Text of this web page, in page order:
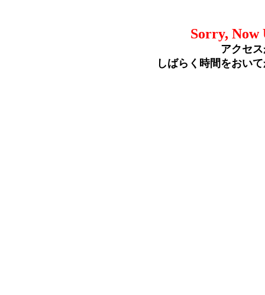
Sorry, Now
アクセ
しばらく時間をおい